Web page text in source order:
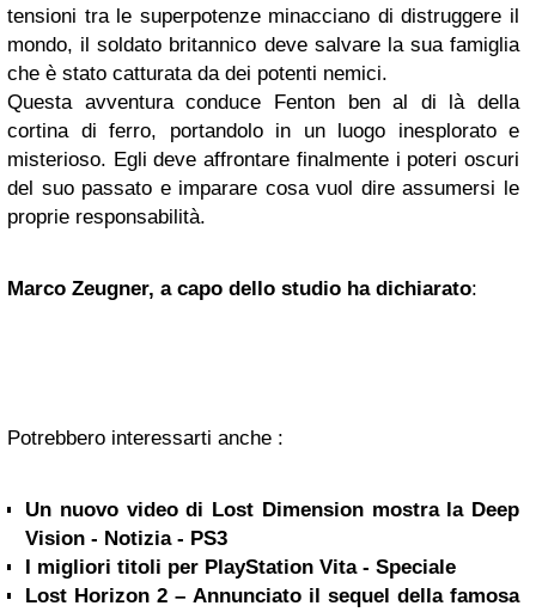
tensioni tra le superpotenze minacciano di distruggere il
mondo, il soldato britannico deve salvare la sua famiglia
che è stato catturata da dei potenti nemici.
Questa avventura conduce Fenton ben al di là della
cortina di ferro, portandolo in un luogo inesplorato e
misterioso. Egli deve affrontare finalmente i poteri oscuri
del suo passato e imparare cosa vuol dire assumersi le
proprie responsabilità.
Marco Zeugner, a capo dello studio ha dichiarato:
Potrebbero interessarti anche :
Un nuovo video di Lost Dimension mostra la Deep
Vision - Notizia - PS3
I migliori titoli per PlayStation Vita - Speciale
Lost Horizon 2 – Annunciato il sequel della famosa